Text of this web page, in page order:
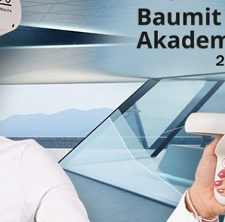
Historické stavby
Poruchy střechy
Rekonstrukce střechy
Větrání a odvětrávání
Komíny
Fasáda